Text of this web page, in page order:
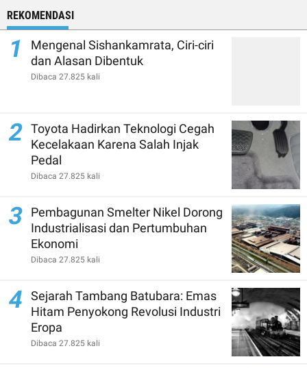
REKOMENDASI
1
Mengenal Sishankamrata, Ciri-ciri
dan Alasan Dibentuk
Dibaca 27.825 kali
2 Toyota Hadirkan Teknologi Cegah
Kecelakaan Karena Salah Injak
Pedal
Dibaca 27.825 kali
3
Pembagunan Smelter Nikel Dorong
Industrialisasi dan Pertumbuhan
Ekonomi
Dibaca 27.825 kali
4
Sejarah Tambang Batubara: Emas
Hitam Penyokong Revolusi Industri
Eropa
Dibaca 27.825 kali